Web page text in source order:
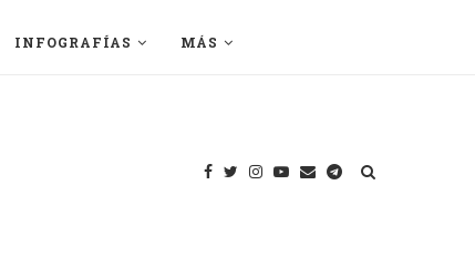
INFOGRAFÍAS MÁS